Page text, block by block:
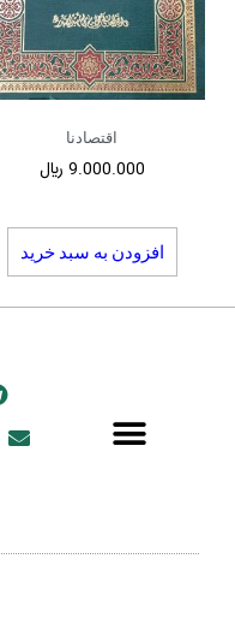
اقتصادنا
9.000.000 ﷼
افزودن به سبد خرید